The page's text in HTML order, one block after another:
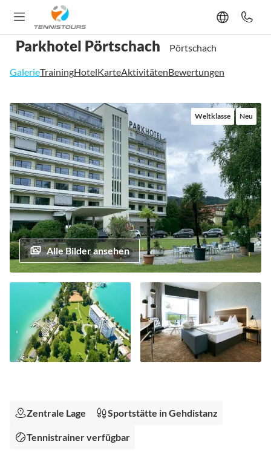
Parkhotel Pörtschach Pörtschach
GalerieTrainingHotelKarteAktivitätenBewertungen
Zum
Ende
der
Bildgalerie
springen
Weltklasse Neu
Alle Bilder ansehen
Bildgalerie
springen
Zentrale Lage Sportstätte in Gehdistanz
Tennistrainer verfügbar